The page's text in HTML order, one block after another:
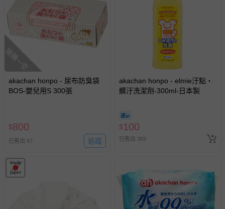
搶購一空
akachan honpo - 尿布防臭袋
BOS-嬰兒用S 300張
$800
已售出 67 追蹤
akachan honpo - elmie汙點・
髒汙洗潔劑-300ml-日本製
$100
已售出 303